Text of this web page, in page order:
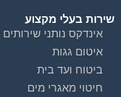
שירות בעלי מקצוע
אינדקס נותני שירותים
איטום גגות
ביטוח ועד בית
חיטוי מאגרי מים